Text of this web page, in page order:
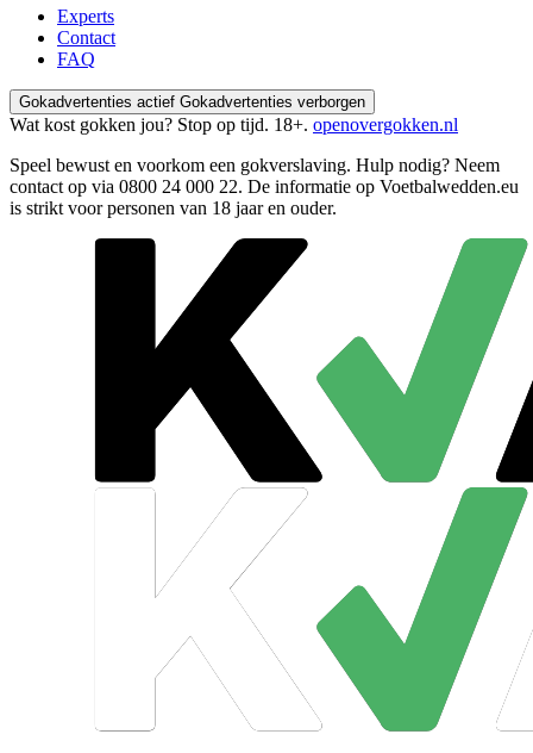
Experts
Contact
FAQ
Gokadvertenties actief Gokadvertenties verborgen
Wat kost gokken jou? Stop op tijd. 18+. openovergokken.nl
Speel bewust en voorkom een gokverslaving. Hulp nodig? Neem
contact op via 0800 24 000 22. De informatie op Voetbalwedden.eu
is strikt voor personen van 18 jaar en ouder.